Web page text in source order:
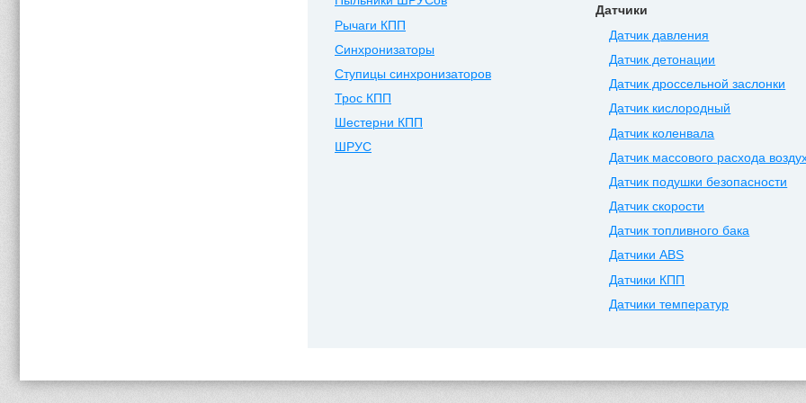
Рычаги КПП
Синхронизаторы
Ступицы синхронизаторов
Трос КПП
Шестерни КПП
ШРУС
Датчики
Датчик давления
Датчик детонации
Датчик дроссельной заслонки
Датчик кислородный
Датчик коленвала
Датчик массового расхода
Датчик подушки безопасности
Датчик скорости
Датчик топливного бака
Датчики ABS
Датчики КПП
Датчики температур